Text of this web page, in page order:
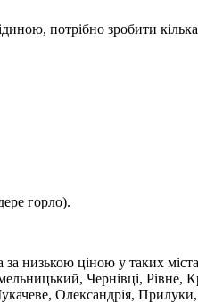
потрібно зробити
горло).
низькою ціною у таких
Чернівці, Рівне,
Олександрія,